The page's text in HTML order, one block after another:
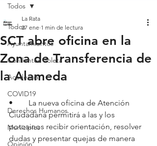
Todos
Ayuntamientos
Con lentes violeta
Academia
COVID19
Derechos Humanos
Municipios
Opinión
Todos
SCT abre oficina en la
Zona de Transferencia de
la Alameda
La Rata
27 ene 1 min de lectura
•	La nueva oficina de Atención
Ciudadana permitirá a las y los
potosinos recibir orientación, resolver
dudas y presentar quejas de manera